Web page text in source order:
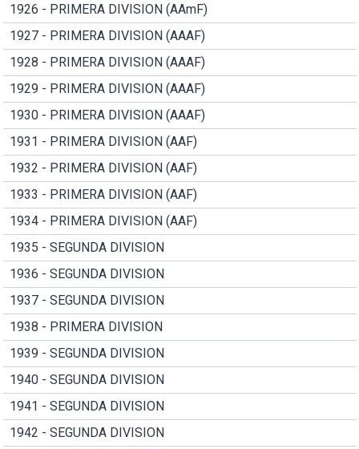
1926 - PRIMERA DIVISION (AAmF)
1927 - PRIMERA DIVISION (AAAF)
1928 - PRIMERA DIVISION (AAAF)
1929 - PRIMERA DIVISION (AAAF)
1930 - PRIMERA DIVISION (AAAF)
1931 - PRIMERA DIVISION (AAF)
1932 - PRIMERA DIVISION (AAF)
1933 - PRIMERA DIVISION (AAF)
1934 - PRIMERA DIVISION (AAF)
1935 - SEGUNDA DIVISION
1936 - SEGUNDA DIVISION
1937 - SEGUNDA DIVISION
1938 - PRIMERA DIVISION
1939 - SEGUNDA DIVISION
1940 - SEGUNDA DIVISION
1941 - SEGUNDA DIVISION
1942 - SEGUNDA DIVISION